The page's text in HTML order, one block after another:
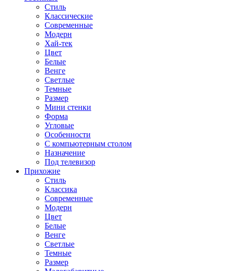
Стиль
Классические
Современные
Модерн
Хай-тек
Цвет
Белые
Венге
Светлые
Темные
Размер
Мини стенки
Форма
Угловые
Особенности
С компьютерным столом
Назначение
Под телевизор
Прихожие
Стиль
Классика
Современные
Модерн
Цвет
Белые
Венге
Светлые
Темные
Размер